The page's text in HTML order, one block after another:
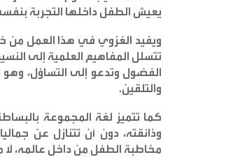
يعيش الطفل داخلها التجربة
ويفيد الغزوي في هذا العمل من
تتسلل المفاهيم العلمية إلى
الفضول وتدعو إلى التساؤل،
والتلقين.
كما تتميز لغة المجموعة
وذائقته، دون أن تتنازل عن
مخاطبة الطفل من داخل عالمه، لا